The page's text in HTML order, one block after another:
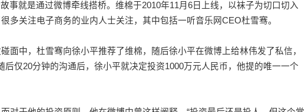
就是通过微博牵线搭桥。维棉于2010年11月6日上线，以袜子为切口切入
多关注电子商务的业内人士关注，其中包括一听音乐网CEO杜雪骞。
中，杜雪骞向徐小平推荐了维棉，随后徐小平在微博上给林伟发了私信，
后仅20分钟的沟通后，徐小平就决定投资1000万元人民币，他提的唯一一个